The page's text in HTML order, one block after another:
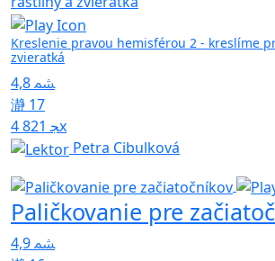
Kreslenie pravou hemisférou 2 - kreslíme
zvieratká
4,8
17
4 821x
Petra Cibulková
Paličkovanie pre
4,9